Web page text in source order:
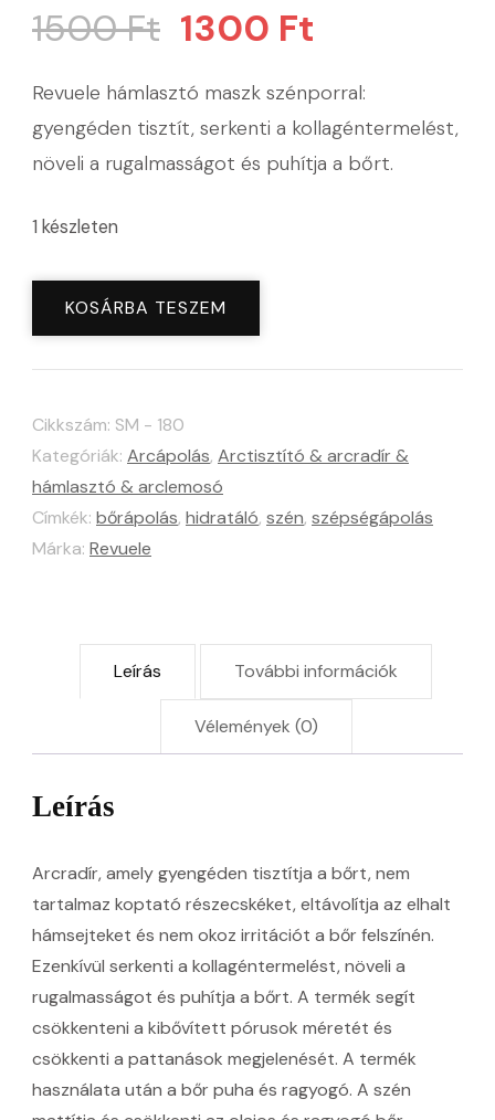
1500Ft Original
was:
1500 Ft.
1300 Ft
is:
1300 Ft.
Revuele hámlasztó maszk szénporral:
gyengéden tisztít, serkenti a kollagéntermelést,
növeli a rugalmasságot és puhítja a bőrt.
1 készleten
Revuele
Face
With
Charcoal
Powder
szénporral
mennyiség
KOSÁRBA TESZEM
Cikkszám: SM - 180
Kategóriák: Arcápolás, Arctisztító & arcradír &
hámlasztó & arclemosó
Címkék: bőrápolás, hidratáló, szén, szépségápolás
Márka: Revuele
Leírás További információk
Vélemények (0)
Leírás
Arcradír, amely gyengéden tisztítja a bőrt, nem
tartalmaz koptató részecskéket, eltávolítja az elhalt
hámsejteket és nem okoz irritációt a bőr felszínén.
Ezenkívül serkenti a kollagéntermelést, növeli a
rugalmasságot és puhítja a bőrt. A termék segít
csökkenteni a kibővített pórusok méretét és
csökkenti a pattanások megjelenését. A termék
használata után a bőr puha és ragyogó. A szén